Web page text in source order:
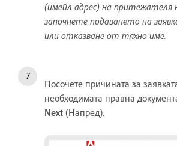
(имейл адрес) на притежателя
започнете подаването на
или отказване от тяхно име.
Посочете причината за
необходимата правна
Next (Напред).